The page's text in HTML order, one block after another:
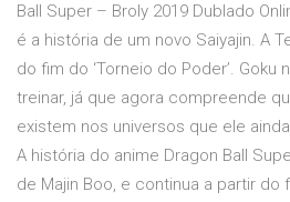
Ball Super – Broly 2019 Dublado
é a história de um novo Saiyajin. A
do fim do ‘Torneio do Poder’. Goku
treinar, já que agora compreende
existem nos universos que ele
A história do anime Dragon Ball
de Majin Boo, e continua a partir do